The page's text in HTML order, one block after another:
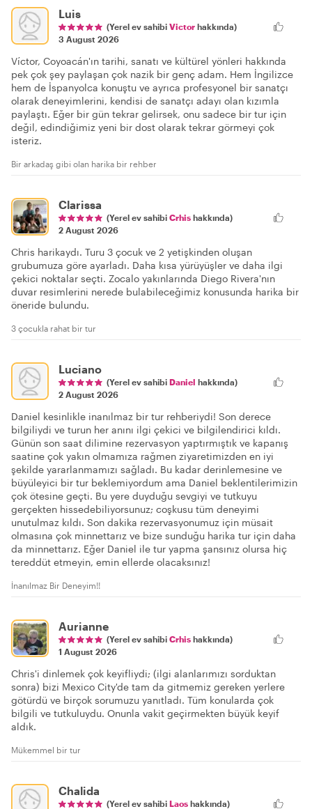
Luis
(Yerel ev sahibi Victor hakkında)
3 August 2026
Víctor, Coyoacán'ın tarihi, sanatı ve kültürel yönleri hakkında
pek çok şey paylaşan çok nazik bir genç adam. Hem İngilizce
hem de İspanyolca konuştu ve ayrıca profesyonel bir sanatçı
olarak deneyimlerini, kendisi de sanatçı adayı olan kızımla
paylaştı. Eğer bir gün tekrar gelirsek, onu sadece bir tur için
değil, edindiğimiz yeni bir dost olarak tekrar görmeyi çok
isteriz.
Bir arkadaş gibi olan harika bir rehber
Clarissa
(Yerel ev sahibi Crhis hakkında)
2 August 2026
Chris harikaydı. Turu 3 çocuk ve 2 yetişkinden oluşan
grubumuza göre ayarladı. Daha kısa yürüyüşler ve daha ilgi
çekici noktalar seçti. Zocalo yakınlarında Diego Rivera'nın
duvar resimlerini nerede bulabileceğimiz konusunda harika bir
öneride bulundu.
3 çocukla rahat bir tur
Luciano
(Yerel ev sahibi Daniel hakkında)
2 August 2026
Daniel kesinlikle inanılmaz bir tur rehberiydi! Son derece
bilgiliydi ve turun her anını ilgi çekici ve bilgilendirici kıldı.
Günün son saat dilimine rezervasyon yaptırmıştık ve kapanış
saatine çok yakın olmamıza rağmen ziyaretimizden en iyi
şekilde yararlanmamızı sağladı. Bu kadar derinlemesine ve
büyüleyici bir tur beklemiyordum ama Daniel beklentilerimizin
çok ötesine geçti. Bu yere duyduğu sevgiyi ve tutkuyu
gerçekten hissedebiliyorsunuz; coşkusu tüm deneyimi
unutulmaz kıldı. Son dakika rezervasyonumuz için müsait
olmasına çok minnettarız ve bize sunduğu harika tur için daha
da minnettarız. Eğer Daniel ile tur yapma şansınız olursa hiç
tereddüt etmeyin, emin ellerde olacaksınız!
İnanılmaz Bir Deneyim!!
Aurianne
(Yerel ev sahibi Crhis hakkında)
1 August 2026
Chris'i dinlemek çok keyifliydi; (ilgi alanlarımızı sorduktan
sonra) bizi Mexico City'de tam da gitmemiz gereken yerlere
götürdü ve birçok sorumuzu yanıtladı. Tüm konularda çok
bilgili ve tutkuluydu. Onunla vakit geçirmekten büyük keyif
aldık.
Mükemmel bir tur
Chalida
(Yerel ev sahibi Laos hakkında)